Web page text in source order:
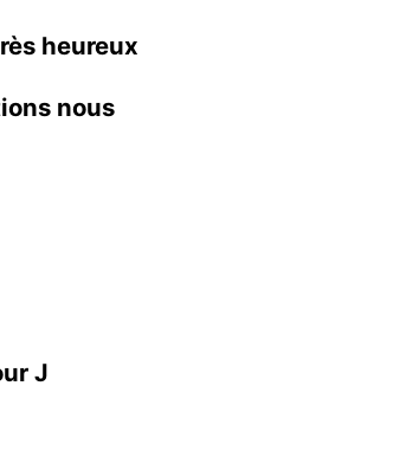
heureux
nous
J